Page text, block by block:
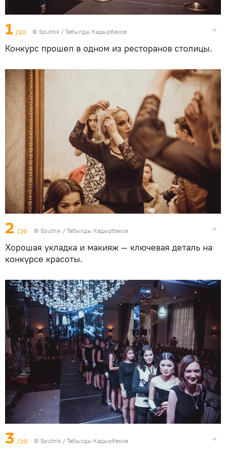
1 /20 © Sputnik / Табылды Кадырбеков
Конкурс прошел в одном из ресторанов столицы.
2 /20 © Sputnik / Табылды Кадырбеков
Хорошая укладка и макияж — ключевая деталь на
конкурсе красоты.
3 /20 © Sputnik / Табылды Кадырбеков